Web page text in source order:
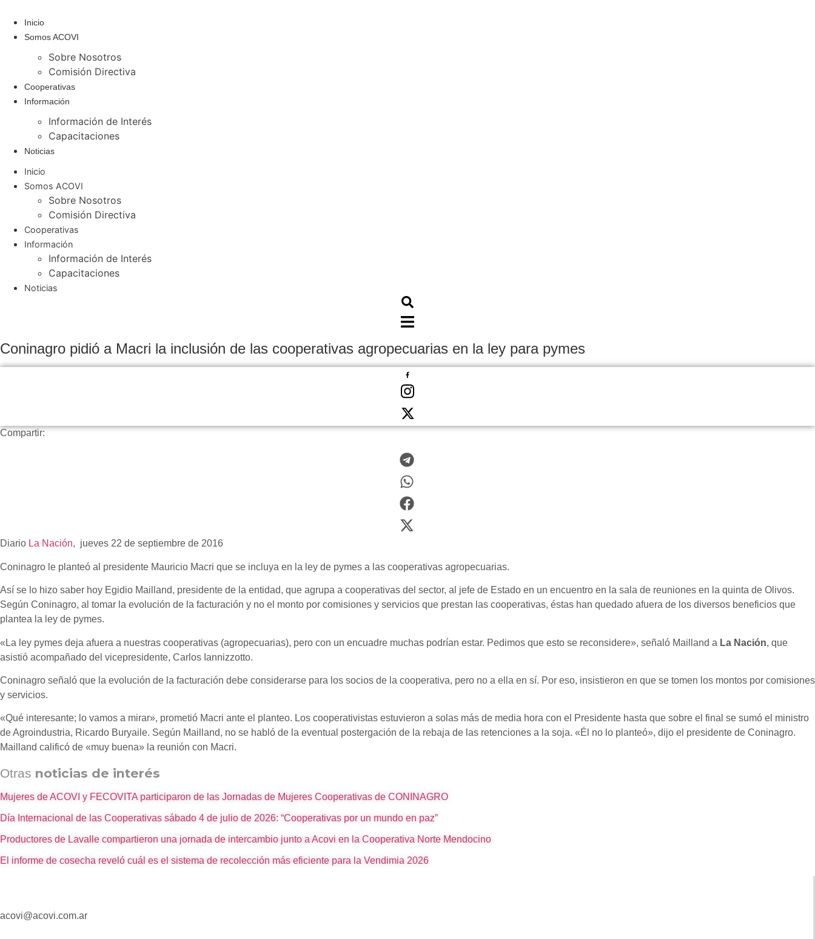
contenido
Inicio
Somos ACOVI
Sobre Nosotros
Comisión Directiva
Cooperativas
Información
Información de Interés
Capacitaciones
Noticias
Inicio
Somos ACOVI
Sobre Nosotros
Comisión Directiva
Cooperativas
Información
Información de Interés
Capacitaciones
Noticias
Coninagro pidió a Macri la inclusión de las cooperativas agropecuarias en la ley para pymes
Compartir:
Diario La Nación, jueves 22 de septiembre de 2016
Coninagro le planteó al presidente Mauricio Macri que se incluya en la ley de pymes a las cooperativas agropecuarias.
Así se lo hizo saber hoy Egidio Mailland, presidente de la entidad, que agrupa a cooperativas del sector, al jefe de Estado en un encuentro en la sala de reuniones en la quinta de Olivos.
Según Coninagro, al tomar la evolución de la facturación y no el monto por comisiones y servicios que prestan las cooperativas, éstas han quedado afuera de los diversos beneficios que
plantea la ley de pymes.
«La ley pymes deja afuera a nuestras cooperativas (agropecuarias), pero con un encuadre muchas podrían estar. Pedimos que esto se reconsidere», señaló Mailland a La Nación, que
asistió acompañado del vicepresidente, Carlos Iannizzotto.
Coninagro señaló que la evolución de la facturación debe considerarse para los socios de la cooperativa, pero no a ella en sí. Por eso, insistieron en que se tomen los montos por comisiones
y servicios.
«Qué interesante; lo vamos a mirar», prometió Macri ante el planteo. Los cooperativistas estuvieron a solas más de media hora con el Presidente hasta que sobre el final se sumó el ministro
de Agroindustria, Ricardo Buryaile. Según Mailland, no se habló de la eventual postergación de la rebaja de las retenciones a la soja. «Él no lo planteó», dijo el presidente de Coninagro.
Mailland calificó de «muy buena» la reunión con Macri.
Otras noticias de interés
Mujeres de ACOVI y FECOVITA participaron de las Jornadas de Mujeres Cooperativas de CONINAGRO
Día Internacional de las Cooperativas sábado 4 de julio de 2026: “Cooperativas por un mundo en paz”
Productores de Lavalle compartieron una jornada de intercambio junto a Acovi en la Cooperativa Norte Mendocino
El informe de cosecha reveló cuál es el sistema de recolección más eficiente para la Vendimia 2026
acovi@acovi.com.ar